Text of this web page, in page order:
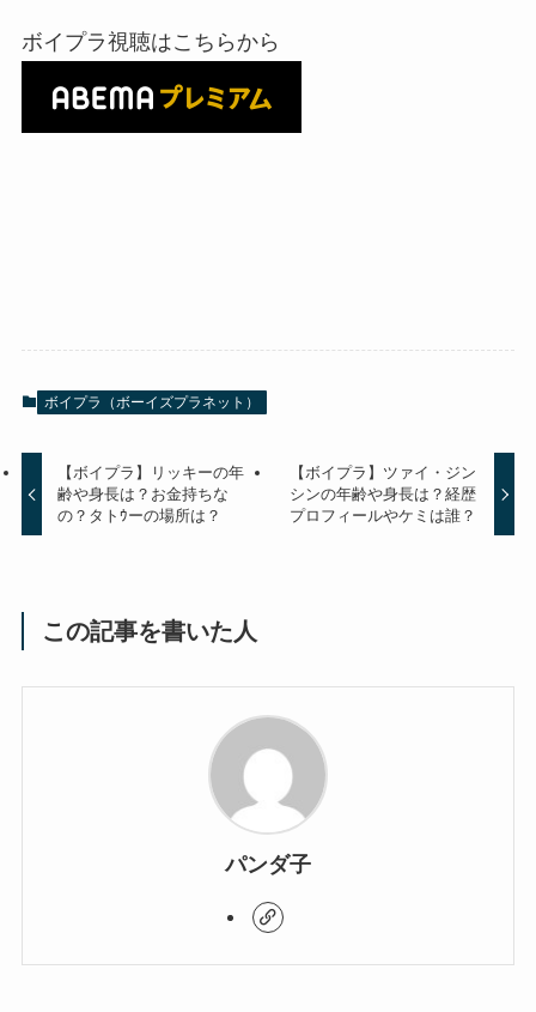
ボイプラ視聴はこちらから
ボイプラ（ボーイズプラネット）
【ボイプラ】リッキーの年
齢や身長は？お金持ちな
の？タトｳーの場所は？
【ボイプラ】ツァイ・ジン
シンの年齢や身長は？経歴
プロフィールやケミは誰？
この記事を書いた人
パンダ子